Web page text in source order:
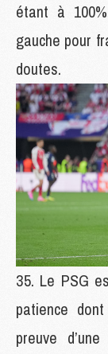
étant à
gauche pour
doutes.
Le PSG
patience
preuve